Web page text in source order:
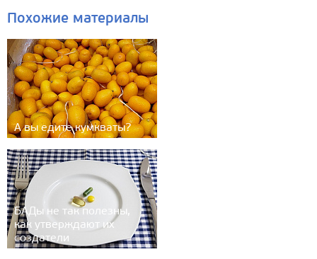
Похожие материалы
А вы едите кумкваты?
БАДы не так полезны,
как утверждают их
создатели